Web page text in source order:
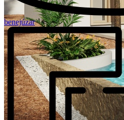
benejúzar